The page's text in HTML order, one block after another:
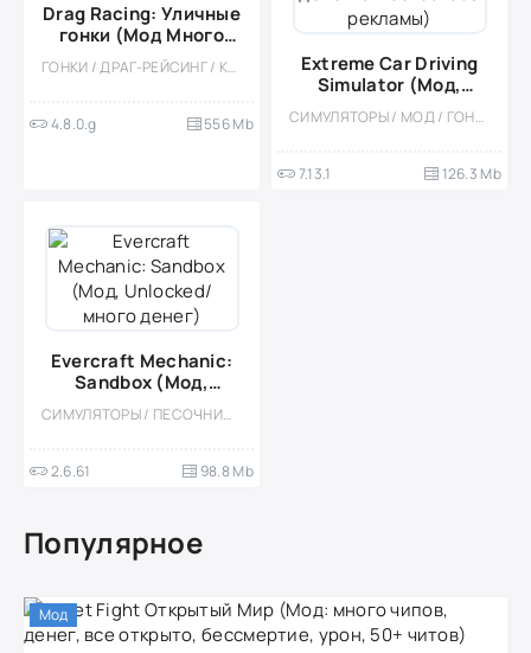
Drag Racing: Уличные
гонки (Мод Много
денег)
ГОНКИ / ДРАГ-РЕЙСИНГ / КАЗУАЛЬНЫЕ / МНОГОПОЛЬЗОВАТЕЛЬСКАЯ / СОРЕВНОВАТЕЛЬНАЯ / ОДНОПОЛЬЗОВАТЕЛЬСКИЕ / СТИЛИЗАЦИЯ / МОД / ВСТРОЕННЫЙ КЕШ
4.8.0.g 556 Mb
Extreme Car Driving
Simulator (Мод,
Много
денег/Unlocked/без
СИМУЛЯТОРЫ / МОД / ГОНКИ / КАЗУАЛЬНЫЕ / СТИЛИЗАЦИЯ / ОФЛАЙН / ОДНОПОЛЬЗОВАТЕЛЬСКИЕ / ВСТРОЕННЫЙ КЕШ / 3D / РЕАЛИЗМ / ОТКРЫТЫЙ МИР
7.13.1 126.3 Mb
Evercraft Mechanic:
Sandbox (Мод,
Unlocked/много
денег)
СИМУЛЯТОРЫ / ПЕСОЧНИЦЫ / КАЗУАЛЬНЫЕ / ОДНОПОЛЬЗОВАТЕЛЬСКИЕ / СТИЛИЗАЦИЯ / ОФЛАЙН / МНОГОПОЛЬЗОВАТЕЛЬСКАЯ / 3D / КРАФТИНГ / МАЛЕНЬКАЯ
2.6.61 98.8 Mb
Популярное
Мод